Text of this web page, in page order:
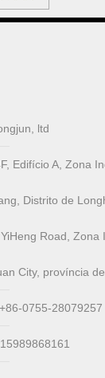
ltd
​​Edifício A, Zona
Distrito de
Road, Zona
City, província
0755-28079257